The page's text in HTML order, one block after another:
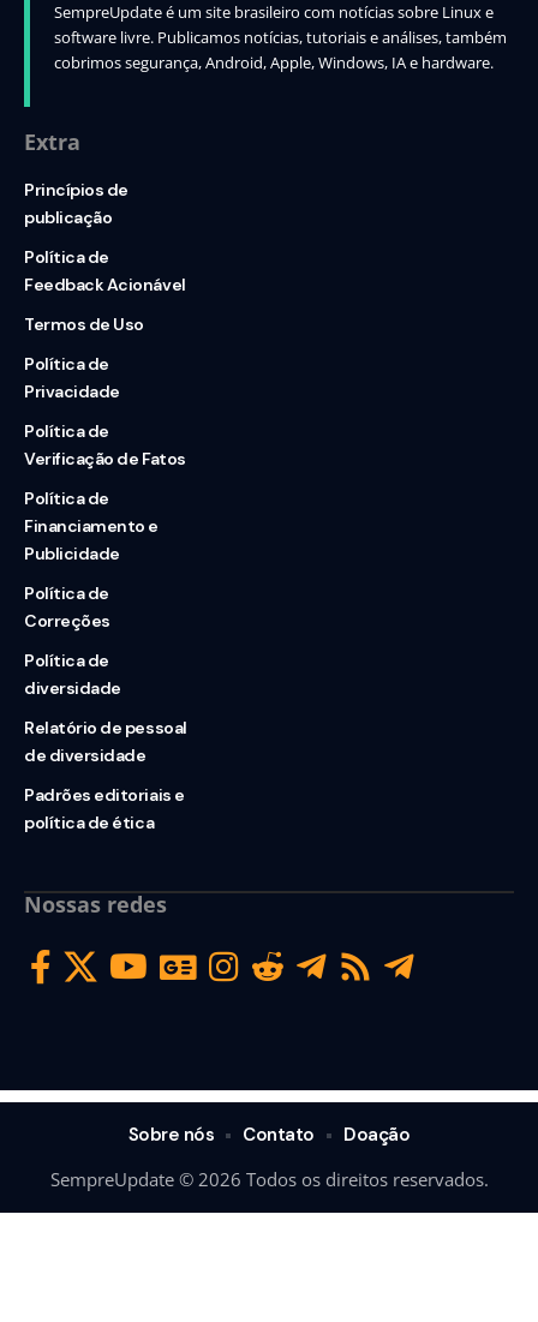
SempreUpdate é um site brasileiro com notícias sobre Linux e
software livre. Publicamos notícias, tutoriais e análises, também
cobrimos segurança, Android, Apple, Windows, IA e hardware.
Extra
Princípios de
publicação
Política de
Feedback Acionável
Termos de Uso
Política de
Privacidade
Política de
Verificação de Fatos
Política de
Financiamento e
Publicidade
Política de
Correções
Política de
diversidade
Relatório de pessoal
de diversidade
Padrões editoriais e
política de ética
Nossas redes
SempreUpdate © 2026 Todos os direitos reservados.
Sobre nós Contato Doação